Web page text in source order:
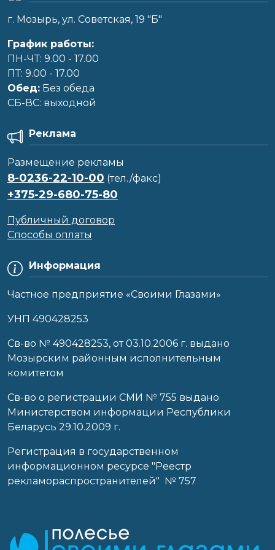
г. Мозырь, ул. Советская, 19 "Б"
График работы:
ПН-ЧТ: 9.00 - 17.00
ПТ: 9.00 - 17.00
Обед: Без обеда
CБ-ВС: выходной
Информация
Частное предприятие «Своими Глазами»
УНП 490428253
Cв-во № 490428253, от 03.10.2006 г. выдано
Мозырским районным исполнительным
комитетом
Св-во о регистрации СМИ № 755 выдано
Министерством информации Республики
Беларусь 29.10.2009 г.
Регистрация в государственном
информационном ресурсе "Реестр
рекламораспространителей" № 757
Реклама
Размещение рекламы
8-0236-22-10-00 (тел./факс)
+375-29-680-75-80
Публичный договор
Способы оплаты